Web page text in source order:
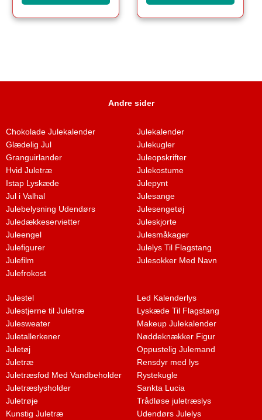
Andre sider
Chokolade Julekalender
Glædelig Jul
Granguirlander
Hvid Juletræ
Istap Lyskæde
Jul i Valhal
Julebelysning Udendørs
Juledækkeservietter
Juleengel
Julefigurer
Julefilm
Julefrokost
Julekalender
Julekugler
Juleopskrifter
Julekostume
Julepynt
Julesange
Julesengetøj
Juleskjorte
Julesmåkager
Julelys Til Flagstang
Julesokker Med Navn
Julestel
Julestjerne til Juletræ
Julesweater
Juletallerkener
Juletøj
Juletræ
Juletræsfod Med Vandbeholder
Juletræslysholder
Juletrøje
Kunstig Juletræ
Led Kalenderlys
Lyskæde Til Flagstang
Makeup Julekalender
Nøddeknækker Figur
Oppustelig Julemand
Rensdyr med lys
Rystekugle
Sankta Lucia
Trådløse juletræslys
Udendørs Julelys